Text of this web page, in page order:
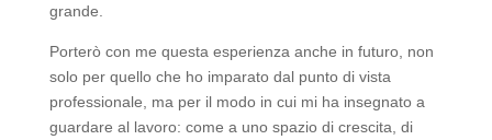
grande.
Porterò con me questa esperienza anche in futuro, non
solo per quello che ho imparato dal punto di vista
professionale, ma per il modo in cui mi ha insegnato a
guardare al lavoro: come a uno spazio di crescita, di